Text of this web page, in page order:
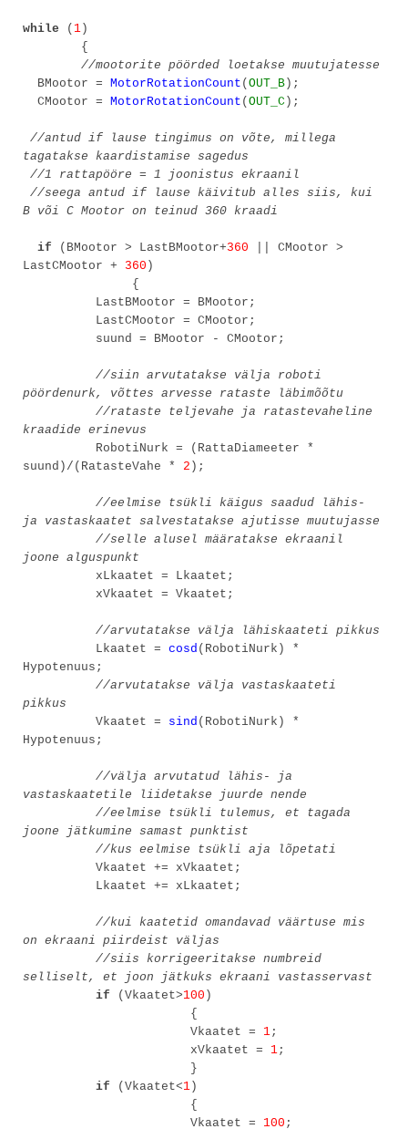
while ( 1)
{
//mootorite pöörded loetakse muutujatesse
BMootor = MotorRotationCount (OUT_B);
CMootor = MotorRotationCount (OUT_C );
//antud if lause tingimus on võte, millega
tagatakse kaardistamise sagedus
//1 rattapööre = 1 joonistus ekraanil
//seega antud if lause käivitub alles siis, kui
B või C Mootor on teinud 360 kraadi
if (BMootor > LastBMootor+360
|| CMootor >
LastCMootor + 360 )
{
LastBMootor = BMootor;
LastCMootor = CMootor;
suund = BMootor - CMootor;
//siin arvutatakse välja roboti
pöördenurk, võttes arvesse rataste läbimõõtu
//rataste teljevahe ja ratastevaheline
kraadide erinevus
RobotiNurk = (RattaDiameeter *
suund)/(RatasteVahe * 2 );
//eelmise tsükli käigus saadud lähis-
ja vastaskaatet salvestatakse ajutisse muutujasse
//selle alusel määratakse ekraanil
joone alguspunkt
xLkaatet = Lkaatet;
xVkaatet = Vkaatet;
//arvutatakse välja lähiskaateti pikkus
Lkaatet = cosd (RobotiNurk) *
Hypotenuus;
//arvutatakse välja vastaskaateti
pikkus
Vkaatet = sind (RobotiNurk) *
Hypotenuus;
//välja arvutatud lähis- ja
vastaskaatetile liidetakse juurde nende
//eelmise tsükli tulemus, et tagada
joone jätkumine samast punktist
//kus eelmise tsükli aja lõpetati
Vkaatet += xVkaatet;
Lkaatet += xLkaatet;
//kui kaatetid omandavad väärtuse mis
on ekraani piirdeist väljas
//siis korrigeeritakse numbreid
selliselt, et joon jätkuks ekraani vastasservast
if
(Vkaatet>100 )
{
Vkaatet = 1 ;
xVkaatet = 1 ;
}
if
(Vkaatet<1)
{
Vkaatet = 100 ;